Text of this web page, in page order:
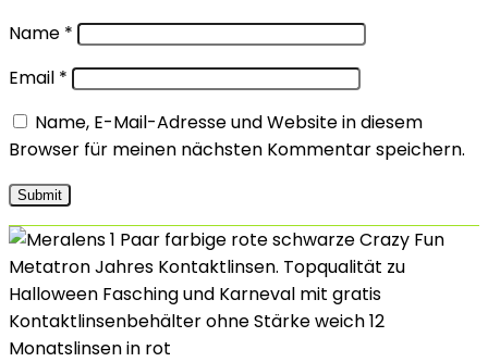
Name *
Email *
Name, E-Mail-Adresse und Website in diesem
Browser für meinen nächsten Kommentar speichern.